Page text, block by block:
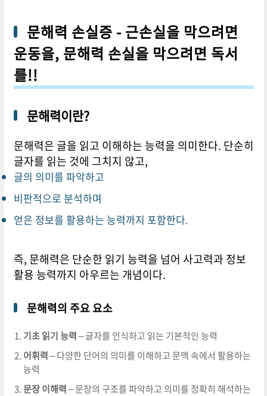
문해력 손실증 - 근손실을 막으려면
운동을, 문해력 손실을 막으려면 독서
를!!
문해력이란?
문해력은 글을 읽고 이해하는 능력을 의미한다. 단순히
글자를 읽는 것에 그치지 않고,
글의 의미를 파악하고
비판적으로 분석하며
얻은 정보를 활용하는 능력까지 포함한다.
즉, 문해력은 단순한 읽기 능력을 넘어 사고력과 정보
활용 능력까지 아우르는 개념이다.
문해력의 주요 요소
기초 읽기 능력– 글자를 인식하고 읽는 기본적인 능력
어휘력– 다양한 단어의 의미를 이해하고 문맥 속에서 활용하는
능력
문장 이해력– 문장의 구조를 파악하고 의미를 정확히 해석하는